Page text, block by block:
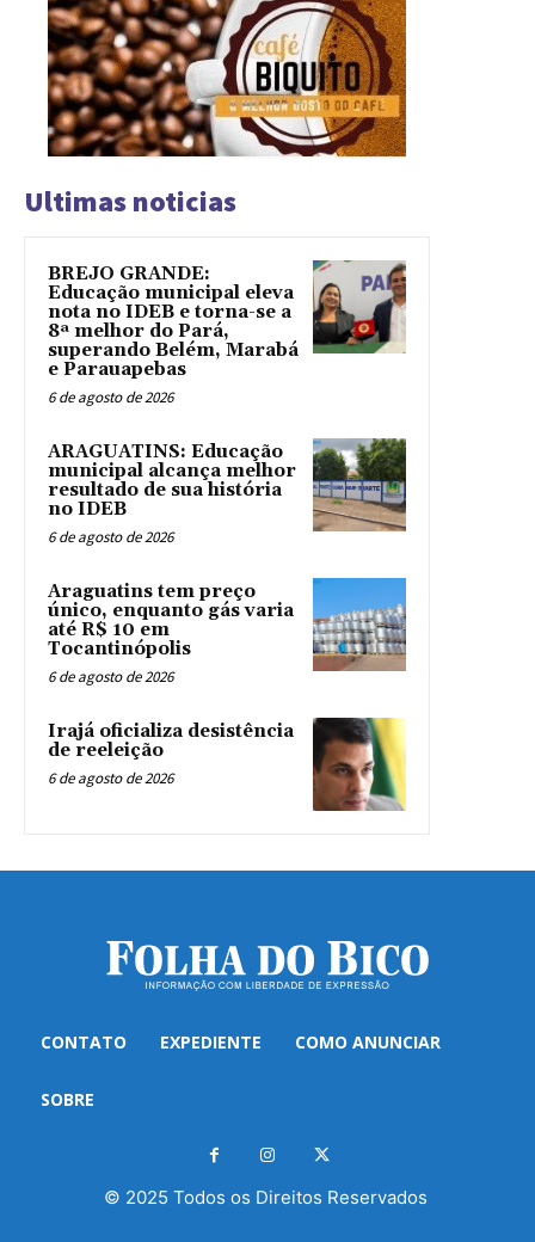
Ultimas noticias
BREJO GRANDE:
Educação municipal eleva
nota no IDEB e torna-se a
8ª melhor do Pará,
superando Belém, Marabá
e Parauapebas
6 de agosto de 2026
ARAGUATINS: Educação
municipal alcança melhor
resultado de sua história
no IDEB
6 de agosto de 2026
Araguatins tem preço
único, enquanto gás varia
até R$ 10 em
Tocantinópolis
6 de agosto de 2026
Irajá oficializa desistência
de reeleição
6 de agosto de 2026
CONTATO EXPEDIENTE COMO ANUNCIAR
SOBRE
© 2025 Todos os Direitos Reservados